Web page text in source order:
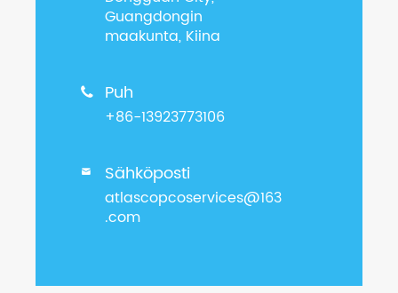
Guangdongin
maakunta, Kiina
 Puh
+86-13923773106
 Sähköposti
atlascopcoservices@163
.com